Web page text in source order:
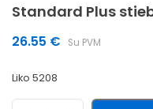
Standard Plus
26.55 € Su PVM
Liko 5208